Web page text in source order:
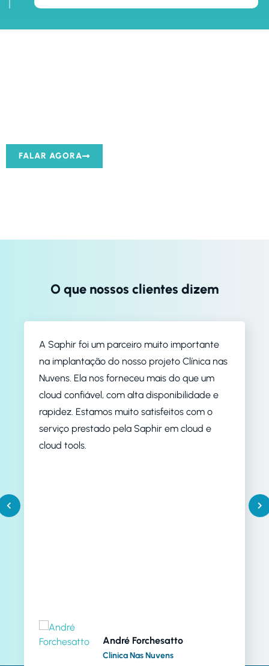
FALAR AGORA
O que nossos clientes dizem
A Saphir foi um parceiro muito importante
na implantação do nosso projeto Clínica nas
Nuvens. Ela nos forneceu mais do que um
cloud confiável, com alta disponibilidade e
rapidez. Estamos muito satisfeitos com o
serviço prestado pela Saphir em cloud e
cloud tools.
André Forchesatto
Clinica Nas Nuvens